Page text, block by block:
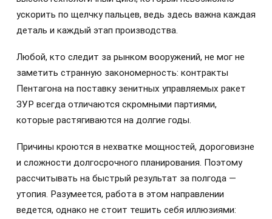
ускорить по щелчку пальцев, ведь здесь важна каждая
деталь и каждый этап производства.
Любой, кто следит за рынком вооружений, не мог не
заметить странную закономерность: контракты
Пентагона на поставку зенитных управляемых ракет
ЗУР всегда отличаются скромными партиями,
которые растягиваются на долгие годы.
Причины кроются в нехватке мощностей, дороговизне
и сложности долгосрочного планирования. Поэтому
рассчитывать на быстрый результат за полгода —
утопия. Разумеется, работа в этом направлении
ведется, однако не стоит тешить себя иллюзиями: